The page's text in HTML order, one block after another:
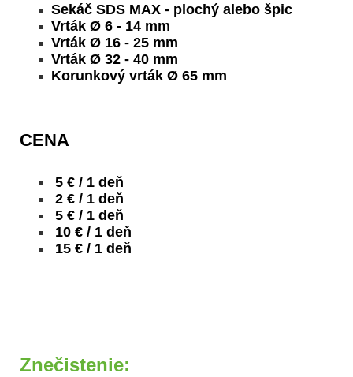
Sekáč SDS MAX - plochý alebo špic
Vrták Ø 6 - 14 mm
Vrták Ø 16 - 25 mm
Vrták Ø 32 - 40 mm
Korunkový vrták Ø 65 mm
CENA
5 € / 1 deň
2 € / 1 deň
5 € / 1 deň
10 € / 1 deň
15 € / 1 deň
Znečistenie: